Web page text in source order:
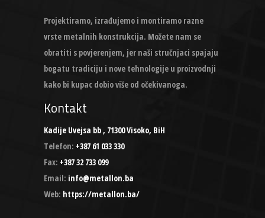
Projektiramo, izrađujemo i montiramo razne
vrste metalnih konstrukcija. Možete nam se
obratiti s povjerenjem, jer naši stručnjaci spajaju
bogatu tradiciju i nove tehnologije u proizvodnji
kako bi kupac dobio više od očekivanoga.
Kontakt
Kadije Uvejsa bb , 71300 Visoko, BiH
Telefon: +387 61 033 330
Fax: +387 32 733 099
Email: info@metallon.ba
Web: https://metallon.ba/